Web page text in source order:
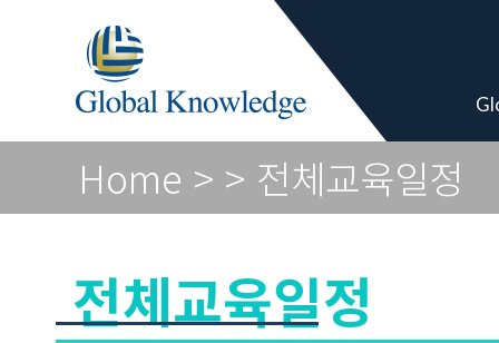
Academy
Home > > 전체교육일정
전체교육일정